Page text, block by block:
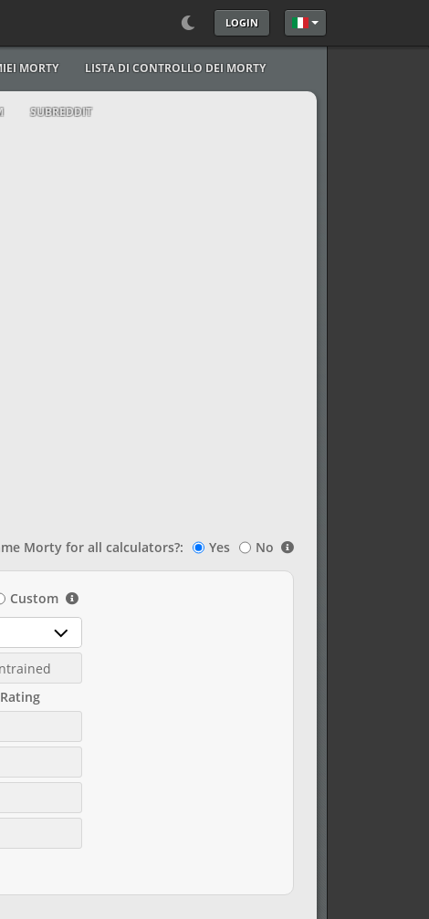
LOGIN Seleziona la tua
MORTY LISTA DI CONTROLLO DEI MORTY
SUBREDDIT
Morty for all calculators?: Yes No
Custom
Rating